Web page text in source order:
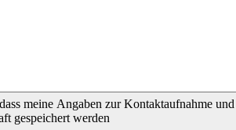
gespeichert werden